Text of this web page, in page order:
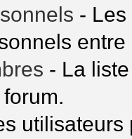
-
entre
- La